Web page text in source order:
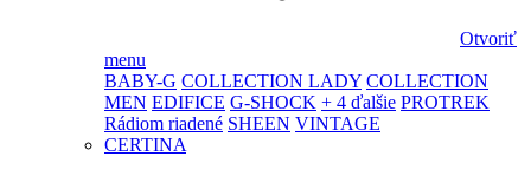
Otvoriť
menu
BABY-G COLLECTION LADY COLLECTION
MEN EDIFICE G-SHOCK + 4 ďalšie PROTREK
Rádiom riadené SHEEN VINTAGE
CERTINA